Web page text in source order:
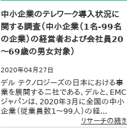
中小企業のテレワーク導入状況に
関する調査（中小企業（1名-99名
の企業）の経営者および会社員20
～69歳の男女対象）
2020年04月27日
デル テクノロジーズの日本における事
業を展開する二社である、デルと、EMC
ジャパンは、2020年3月に全国の中小
企業（従業員数1～99人）の経...
リサーチの続き